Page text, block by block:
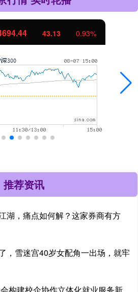
43.13 0.93%
推荐资讯
湖，痛点如何解？这家券商有方
，雪迷宫40岁女配角一出场，就牢
构建校企协作立体化就业服务新